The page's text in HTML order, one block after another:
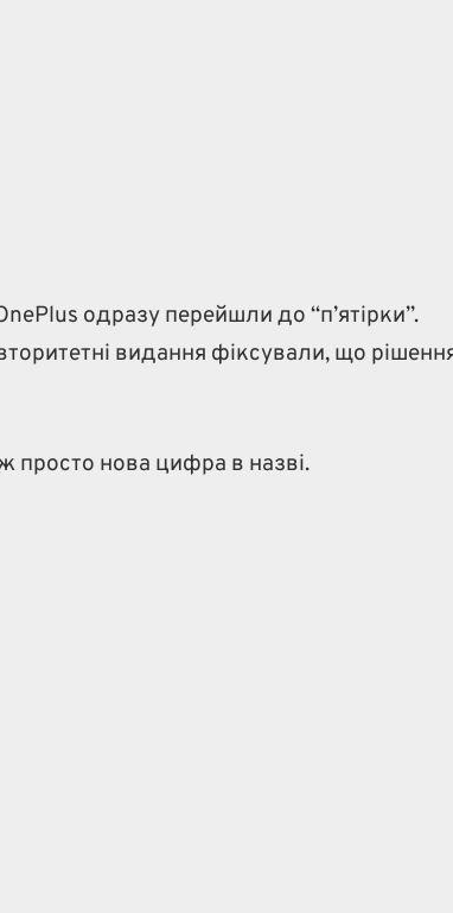
одразу перейшли до “п’ятірки”.
видання фіксували, що
просто нова цифра в назві.